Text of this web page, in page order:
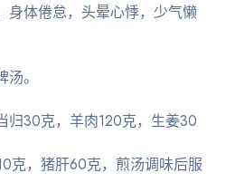
身体倦怠，头晕心悸，少气懒
。
归30克，羊肉120克，生姜30
克，猪肝60克，煎汤调味后服